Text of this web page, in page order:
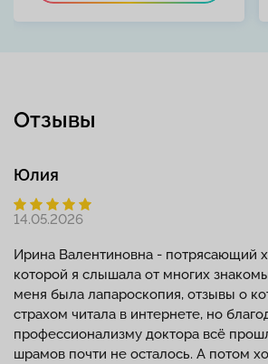
Отзывы
Юлия
14.05.2026
Ирина Валентиновна - потрясающий
которой я слышала от многих
меня была лапароскопия, отзывы о
страхом читала в интернете, но
профессионализму доктора всё
шрамов почти не осталось. А потом